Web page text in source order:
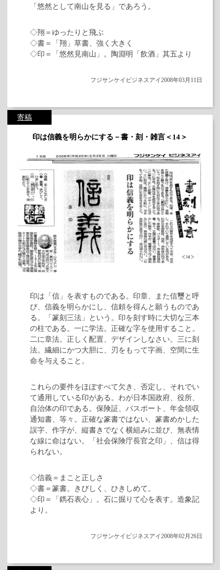
「悠然として南山を見る」であろう。
◇翔＝ゆったりと飛ぶ
◇書＝「翔」草書、強く大きく
◇印＝「悠然見南山」。陶淵明「飲酒」其五より
フジサンケイビジネスアイ2008年03月11日
寄稿
印は信義を明らかにする－書・刻・雑言＜14＞
印は「信」を表すものである。印章、また信璽と呼
び、信義を明らかにし、信頼を得んと願うものであ
る。「篆刻三法」という。印を刻す時に大切な三本
の柱である。一に学法。正確な字を使用すること。
二に章法。正しく配置、デザインしなさい。三に刻
法。繊細にかつ大胆に、刃をもって字画、空間に生
命を与えること。
これらの要件をほぼすべて欠き、否定し、それでい
て通用している印がある。わが日本国政府、役所、
自治体の印である。保険証、パスポート、年金領収
通知書、等々。正確な篆書ではない、篆書めかした
誤字、作字が、縦書きでなく横組みに並び、無表情
な線に命はない。「社会保険庁長官之印」、信は得
られない。
◇信義＝まこと正しさ
◇書＝篆書。きびしく、ひきしめて。
◇印＝「鐫石表心」。石に掘りて心を表す。造象記
より。
フジサンケイビジネスアイ2008年02月26日